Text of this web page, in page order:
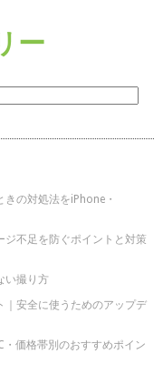
ー
の対処法をiPhone・
ジ不足を防ぐポイントと対策
い撮り方
安全に使うためのアップデ
価格帯別のおすすめポイン